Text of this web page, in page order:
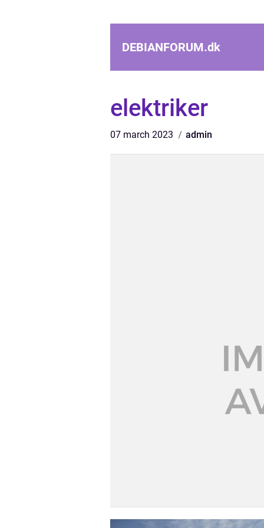
DEBIANFORUM.dk
elektriker
07 march 2023 admin